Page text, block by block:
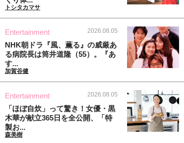
トシタカマサ
Entertainment 2026.08.05
NHK朝ドラ『風、薫る』の威厳あ
る病院長は筒井道隆（55）。『あ
す...
加賀谷健
Entertainment 2026.08.05
「ほぼ自炊」って驚き！女優・黒
木華が献立365日を全公開、「特
製お...
森美樹